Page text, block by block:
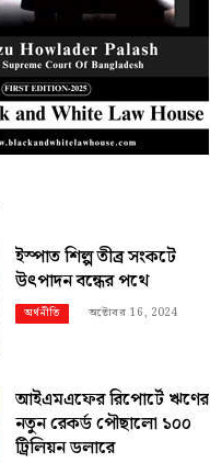
ইস্পাত শিল্প তীব্র সংকটে
উৎপাদন বন্ধের পথে
অর্থনীতি অক্টোবর 16, 2024
আইএমএফের রিপোর্টে ঋণের
নতুন রেকর্ড পৌছালো ১০০
ট্রিলিয়ন ডলারে